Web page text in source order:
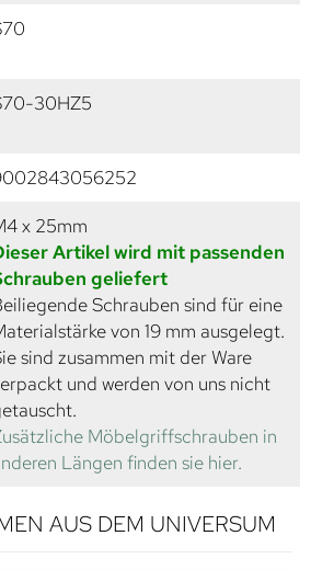
30HZ5
x 25mm
Artikel wird mit passenden
geliefert
Schrauben sind für eine
von 19 mm ausgelegt.
sind zusammen mit der Ware
und werden von uns nicht
Möbelgriffschrauben in
Längen finden sie hier.
AUS DEM UNIVERSUM